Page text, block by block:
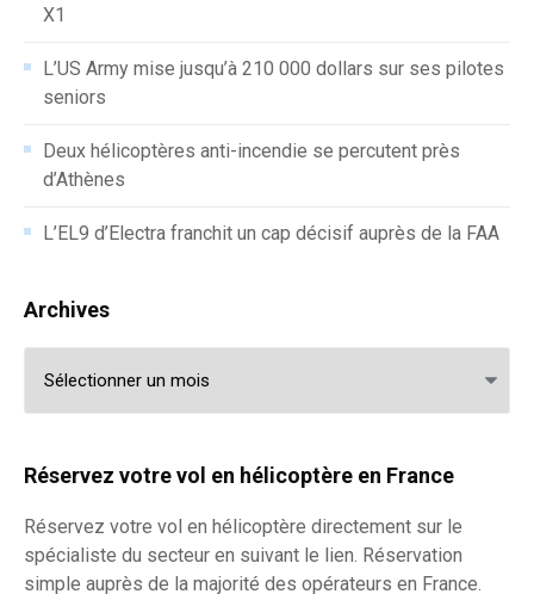
X1
L’US Army mise jusqu’à 210 000 dollars sur ses pilotes
seniors
Deux hélicoptères anti-incendie se percutent près
d’Athènes
L’EL9 d’Electra franchit un cap décisif auprès de la FAA
Archives
Réservez votre vol en hélicoptère en France
Réservez votre vol en hélicoptère directement sur le
spécialiste du secteur en suivant le lien. Réservation
simple auprès de la majorité des opérateurs en France.